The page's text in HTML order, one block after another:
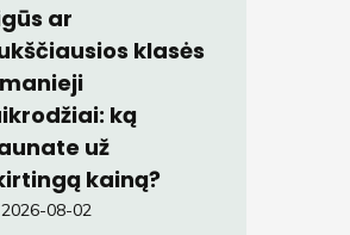
ar
klasės
ką
už
kainą?
2026-08-02